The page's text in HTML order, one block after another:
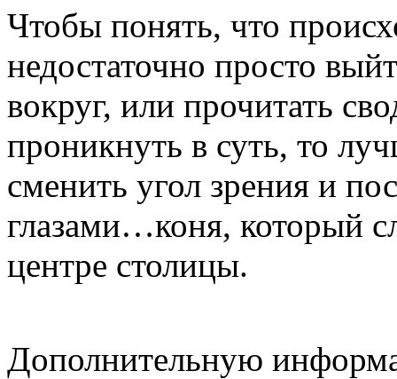
Чтобы понять, что
недостаточно просто
вокруг, или прочитать
проникнуть в суть, то
сменить угол зрения и
глазами…коня, который
центре столицы.
Дополнительную